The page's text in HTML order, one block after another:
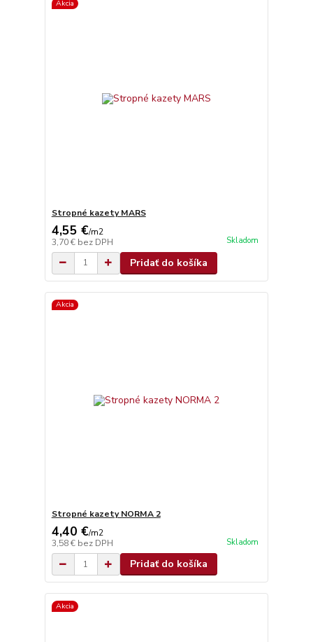
Akcia
Stropné kazety MARS
4,55 €/m2
3,70 € bez DPH Skladom
Pridať do košíka
Akcia
Stropné kazety NORMA 2
4,40 €/m2
3,58 € bez DPH Skladom
Pridať do košíka
Akcia